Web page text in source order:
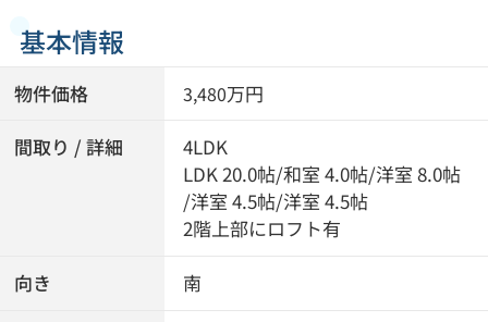
基本情報
物件価格 3,480万円
間取り / 詳細
4LDK
LDK 20.0帖/和室 4.0帖/洋室 8.0帖
/洋室 4.5帖/洋室 4.5帖
2階上部にロフト有
向き 南